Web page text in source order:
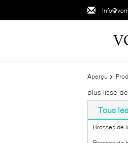
Aperçu
plus lisse
Tous
Brosses de